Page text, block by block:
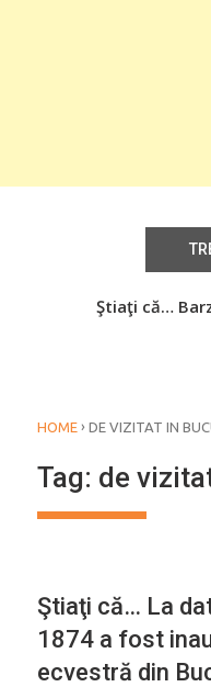
Ştiaţi că…
Știați că… Roşiile îsi
HOME › DE VIZITAT IN
Tag: de
Ştiaţi că… La
1874 a fost
ecvestră din